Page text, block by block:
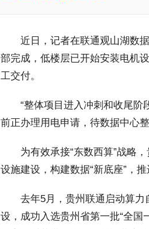
近日，记者在联通观山湖数据
部完成，低楼层已开始安装电机
工交付。
“整体项目进入冲刺和收尾阶
前正办理用电申请，待数据中心
为有效承接“东数西算”战略，
设施建设，构建数据“新底座”，推
去年5月，贵州联通启动算力
设，成功入选贵州省第一批“全国